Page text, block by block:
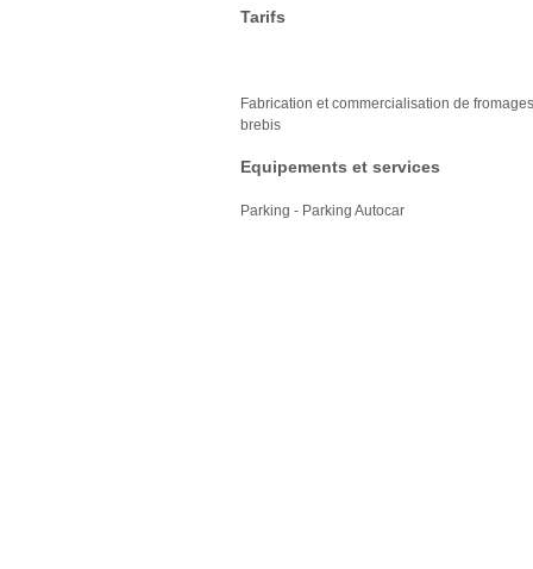
Tarifs
Fabrication et commercialisation de
brebis
Equipements et services
Parking - Parking Autocar